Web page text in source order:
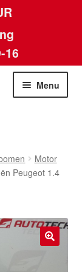
16
Menu
Motor
Peugeot 1.4